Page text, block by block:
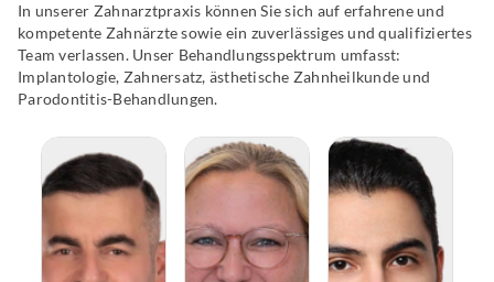
In unserer Zahnarztpraxis können Sie sich auf erfahrene und
kompetente Zahnärzte sowie ein zuverlässiges und qualifiziertes
Team verlassen. Unser Behandlungsspektrum umfasst:
Implantologie, Zahnersatz, ästhetische Zahnheilkunde und
Parodontitis-Behandlungen.